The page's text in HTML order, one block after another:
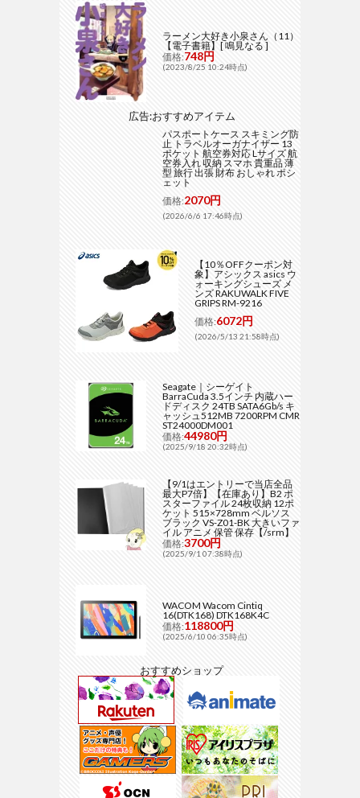
ラーメン大好き小泉さん（11）
【電子書籍】[ 鳴見なる ]
価格:748円
(2023/8/25 10:24時点)
広告:おすすめアイテム
パスポートケース スキミング防
止 トラベルオーガナイザー 13
ポケット 航空券対応 Lサイズ 航
空券入れ 収納 スマホ 貴重品 薄
型 旅行 出張 財布 おしゃれ ポシ
ェット
価格:2070円
(2026/6/6 17:46時点)
【10％OFFクーポン対
象】アシックス asics ウ
ォーキングシューズ メ
ンズ RAKUWALK FIVE
GRIPS RM-9216
価格:6072円
(2026/5/13 21:58時点)
Seagate｜シーゲイト
BarraCuda 3.5インチ 内蔵ハー
ドディスク 24TB SATA6Gb/s キ
ャッシュ512MB 7200RPM CMR
ST24000DM001
価格:44980円
(2025/9/18 20:32時点)
【9/1はエントリーで当店全品
最大P7倍】【在庫あり】B2 ポ
スターファイル 24枚収納 12ポ
ケット 515×728mm ベルソス
ブラック VS-Z01-BK 大きいファ
イル アニメ 保管 保存【/srm】
価格:3700円
(2025/9/1 07:38時点)
WACOM Wacom Cintiq
16(DTK168) DTK168K4C
価格:118800円
(2025/6/10 06:35時点)
おすすめショップ